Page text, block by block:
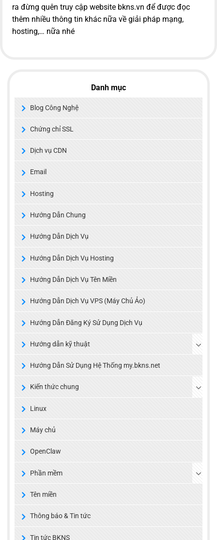
ra đừng quên truy cập website bkns.vn để được đọc
thêm nhiều thông tin khác nữa về giải pháp mạng,
hosting,… nữa nhé
Danh mục
Blog Công Nghệ
Chứng chỉ SSL
Dịch vụ CDN
Email
Hosting
Hướng Dẫn Chung
Hướng Dẫn Dịch Vụ
Hướng Dẫn Dịch Vụ Hosting
Hướng Dẫn Dịch Vụ Tên Miền
Hướng Dẫn Dịch Vụ VPS (Máy Chủ Ảo)
Hướng Dẫn Đăng Ký Sử Dụng Dịch Vụ
Hướng dẫn kỹ thuật
Hướng Dẫn Sử Dụng Hệ Thống my.bkns.net
Kiến thức chung
Linux
Máy chủ
OpenClaw
Phần mềm
Tên miền
Thông báo & Tin tức
Tin tức BKNS